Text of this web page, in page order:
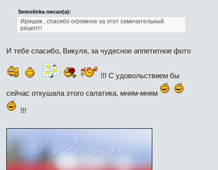
Semolinka писал(а):
Иришик , спасибо огромное за этот замечательный
рецепт!
И тебе спасибо, Викуля, за чудесное аппетитное фото
!!! С удовольствием бы
сейчас откушала этого салатика, мням-мням
!!!